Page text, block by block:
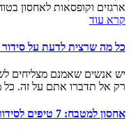
ארגזים וקופסאות לאחסון
קרא עוד
כל מה שרצית לדעת על
יש אנשים שאמנם מצליחים
רק אל תדברו אתם על זה. כל
אחסון למטבח: 7 טיפים לסידור כלי מטבח וגאדג'טים